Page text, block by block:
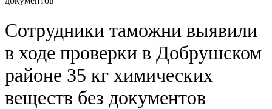
Сотрудники таможни выявили
в ходе проверки в Добрушском
районе 35 кг химических
веществ без документов